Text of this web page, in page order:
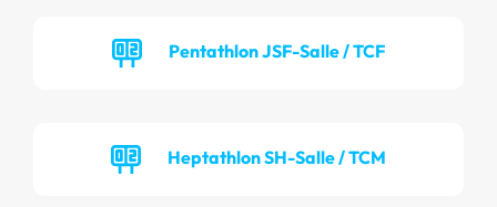
Pentathlon JSF-Salle / TCF
Heptathlon SH-Salle / TCM